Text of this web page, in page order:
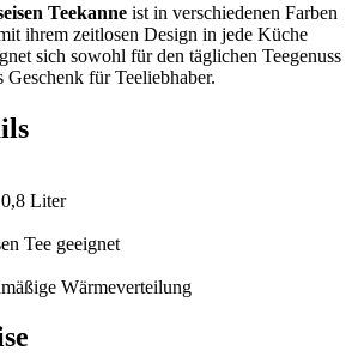
Teekanne ist in verschiedenen Farben
ihrem zeitlosen Design in jede Küche
sich sowohl für den täglichen Teegenuss
Geschenk für Teeliebhaber.
0,8 Liter
Tee geeignet
Wärmeverteilung